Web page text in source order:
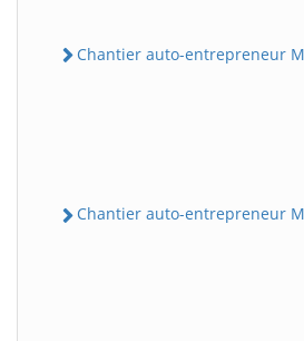
Chantier auto-entrepreneur
Chantier auto-entrepreneur